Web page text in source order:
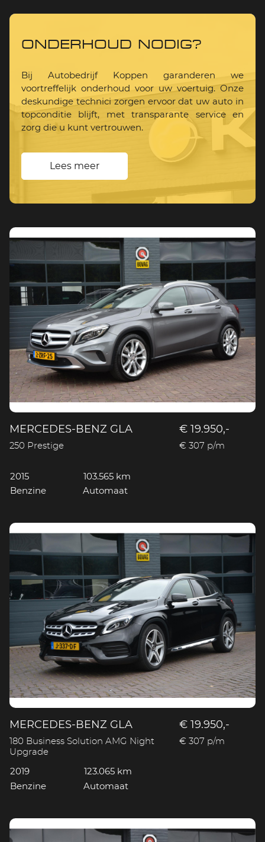
ONDERHOUD NODIG?
Bij Autobedrijf Koppen garanderen we
voortreffelijk onderhoud voor uw voertuig. Onze
deskundige technici zorgen ervoor dat uw auto in
topconditie blijft, met transparante service en
zorg die u kunt vertrouwen.
Lees meer
MERCEDES-BENZ GLA
250 Prestige
€ 19.950,-
€ 307 p/m
2015
103.565 km
Benzine
Automaat
MERCEDES-BENZ GLA
180 Business Solution AMG Night
Upgrade
€ 19.950,-
€ 307 p/m
2019
123.065 km
Benzine
Automaat